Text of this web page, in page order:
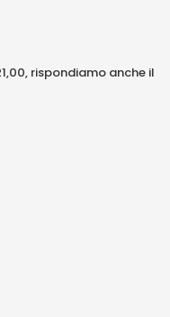
rispondiamo anche il